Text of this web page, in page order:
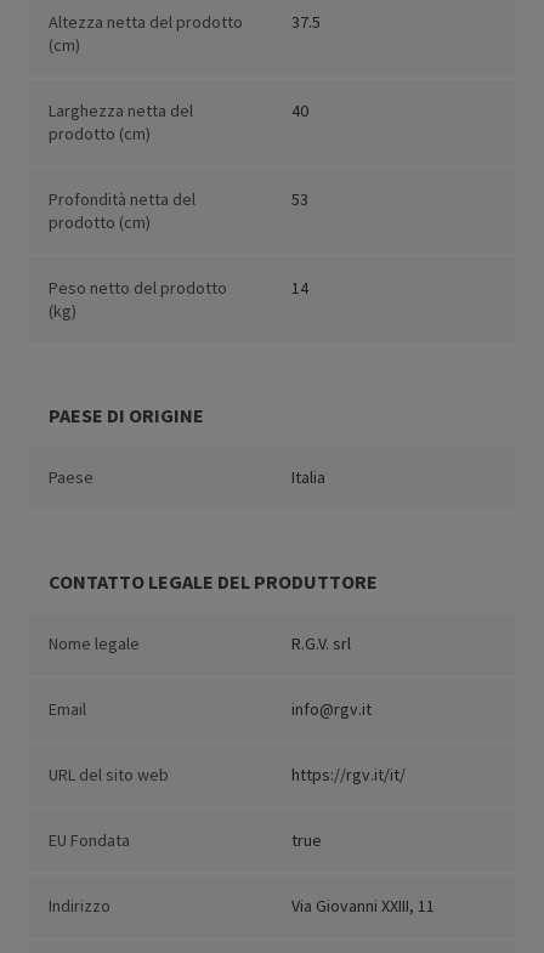
Altezza netta del prodotto
(cm)
37.5
Larghezza netta del
prodotto (cm)
40
Profondità netta del
prodotto (cm)
53
Peso netto del prodotto
(kg)
14
PAESE DI ORIGINE
Paese Italia
CONTATTO LEGALE DEL PRODUTTORE
Nome legale R.G.V. srl
Email info@rgv.it
URL del sito web https://rgv.it/it/
EU Fondata true
Indirizzo Via Giovanni XXIII, 11